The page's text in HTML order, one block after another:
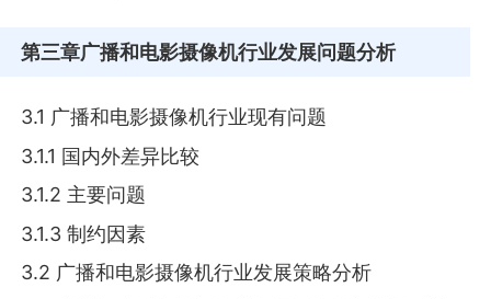
第三章广播和电影摄像机行业发展问题分析
3.1 广播和电影摄像机行业现有问题
3.1.1 国内外差异比较
3.1.2 主要问题
3.1.3 制约因素
3.2 广播和电影摄像机行业发展策略分析